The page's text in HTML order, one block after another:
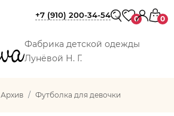
Фабрика детской одежды
Лунёвой Н. Г.
+7 (910) 200-34-54 0 0
Архив Футболка для девочки